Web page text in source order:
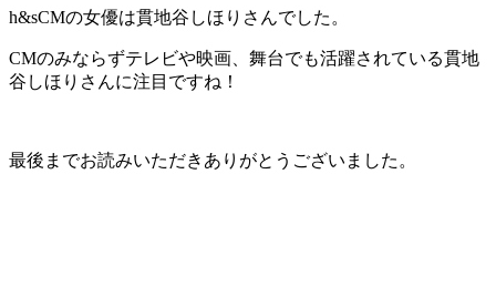
h&sCMの女優は貫地谷しほりさんでした。
CMのみならずテレビや映画、舞台でも活躍されている貫地
谷しほりさんに注目ですね！
最後までお読みいただきありがとうございました。